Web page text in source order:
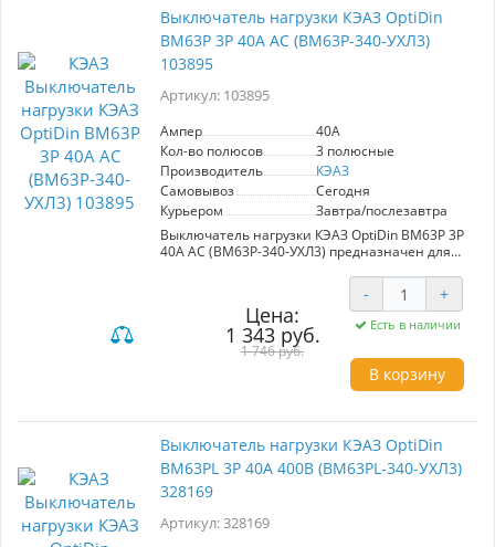
Выключатель нагрузки КЭАЗ OptiDin
ВМ63Р 3P 40A AC (BM63P-340-УХЛ3)
103895
Артикул: 103895
Ампер
40A
Кол-во полюсов
3 полюсные
Производитель
КЭАЗ
Самовывоз
Сегодня
Курьером
Завтра/послезавтра
Выключатель нагрузки КЭАЗ OptiDin ВМ63Р 3P
40A AC (BM63P-340-УХЛ3) предназначен для
Обеспечивает надежное включение и
отключение номинального тока до 40A, а
также безопасное разъединение в аварийных
ситуациях, включая короткое замыкание.
Подходит для применения в промышленных и
Цена:
1 343 руб.
1 746 руб.
- +
Есть в наличии
В корзину
Выключатель нагрузки КЭАЗ OptiDin
ВМ63PL 3P 40А 400В (BM63PL-340-УХЛ3)
328169
Артикул: 328169